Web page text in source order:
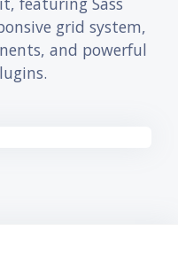
grid system,
and powerful